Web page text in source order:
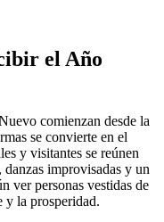
el Año
comienzan desde la
se convierte en el
y visitantes se reúnen
danzas improvisadas y un
ver personas vestidas de
y la prosperidad.